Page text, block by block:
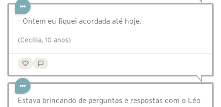
– Ontem eu fiquei acordada até hoje.
(Cecília, 10 anos)
Estava brincando de perguntas e respostas com o Léo